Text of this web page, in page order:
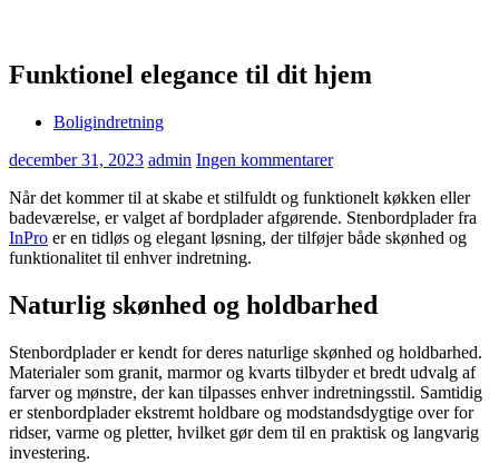
Funktionel elegance til dit hjem
Boligindretning
december 31, 2023 admin Ingen kommentarer
Når det kommer til at skabe et stilfuldt og funktionelt køkken eller
badeværelse, er valget af bordplader afgørende. Stenbordplader fra
InPro er en tidløs og elegant løsning, der tilføjer både skønhed og
funktionalitet til enhver indretning.
Naturlig skønhed og holdbarhed
Stenbordplader er kendt for deres naturlige skønhed og holdbarhed.
Materialer som granit, marmor og kvarts tilbyder et bredt udvalg af
farver og mønstre, der kan tilpasses enhver indretningsstil. Samtidig
er stenbordplader ekstremt holdbare og modstandsdygtige over for
ridser, varme og pletter, hvilket gør dem til en praktisk og langvarig
investering.